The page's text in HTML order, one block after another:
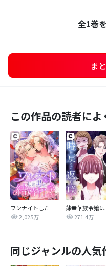
全1巻
ま
この作品の読者に
ワンナイトした男は結婚相手でした
2,025万
薄
271.4万
同じジャンルの人気